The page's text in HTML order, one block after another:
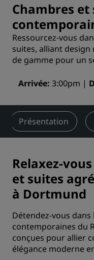
Chambres et
Ressourcez-vous
suites, alliant
de gamme pour un
Arrivée 3:00pm
Présentation
Relaxez-
et suites
à Dortmund
Détendez-vous
contemporaines du
conçues pour allier
élégance moderne